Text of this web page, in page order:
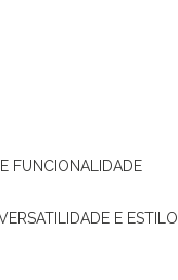
FUNCIONALIDADE
E ESTILO